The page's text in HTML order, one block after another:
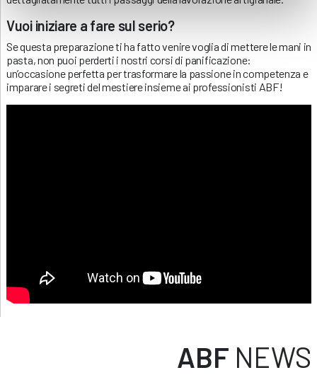
Vuoi iniziare a fare sul serio?
Se questa preparazione ti ha fatto venire voglia di mettere le mani in
pasta, non puoi perderti i nostri corsi di panificazione:
un’occasione perfetta per trasformare la passione in competenza e
imparare i segreti del mestiere insieme ai professionisti ABF!
ABF NEWS